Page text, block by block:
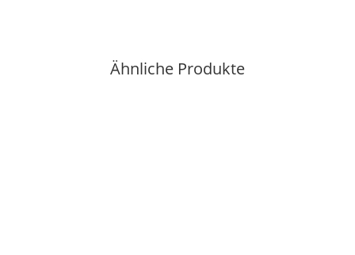
Ähnliche Produkte